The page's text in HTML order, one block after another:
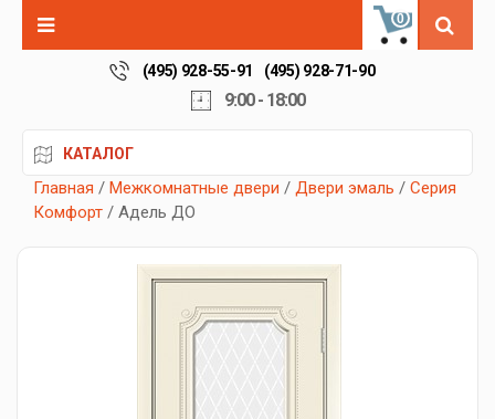
0
(495) 928-55-91 (495) 928-71-90
9:00 - 18:00
КАТАЛОГ
Главная / Межкомнатные двери / Двери эмаль / Серия
Комфорт / Адель ДО